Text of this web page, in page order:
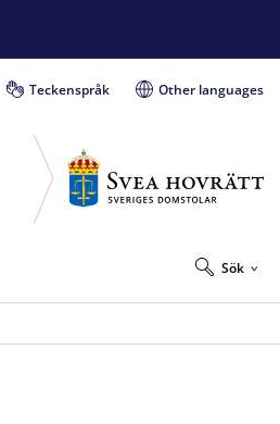
Teckenspråk Other languages
Sök